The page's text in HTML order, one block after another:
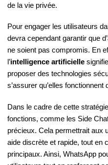
de la vie privée.
Pour engager les utilisateurs
devra cependant garantir que
ne soient pas compromis. En
l’intelligence artificielle
proposer des technologies
s’assurer qu’elles
Dans le cadre de cette
fonctions, comme les Side
précieux. Cela permettrait aux
aide discrète et rapide, tout en
principaux. Ainsi, WhatsApp